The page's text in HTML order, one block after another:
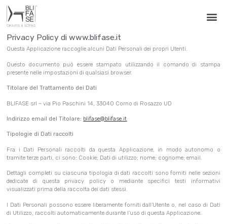
Privacy Policy di www.blifase.it
Questa Applicazione raccoglie alcuni Dati Personali dei propri Utenti.
Questo documento può essere stampato utilizzando il comando di stampa
presente nelle impostazioni di qualsiasi browser.
Titolare del Trattamento dei Dati
BLIFASE srl – via Pio Paschini 14, 33040 Corno di Rosazzo UD
Indirizzo email del Titolare: blifase@blifase.it
Tipologie di Dati raccolti
Fra i Dati Personali raccolti da questa Applicazione, in modo autonomo o
tramite terze parti, ci sono: Cookie; Dati di utilizzo; nome; cognome; email.
Dettagli completi su ciascuna tipologia di dati raccolti sono forniti nelle sezioni
dedicate di questa privacy policy o mediante specifici testi informativi
visualizzati prima della raccolta dei dati stessi.
I Dati Personali possono essere liberamente forniti dall’Utente o, nel caso di Dati
di Utilizzo, raccolti automaticamente durante l’uso di questa Applicazione.